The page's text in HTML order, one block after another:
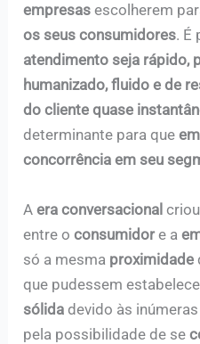
empresasescolherem
os seus consumidores. É
atendimento seja rápido,
humanizado, fluido e de
do cliente quase
determinante para que
concorrência em seu
Aera conversacional
entre oconsumidore a
só a mesma proximidade
que pudessem
sólidadevido às
pela possibilidade de se